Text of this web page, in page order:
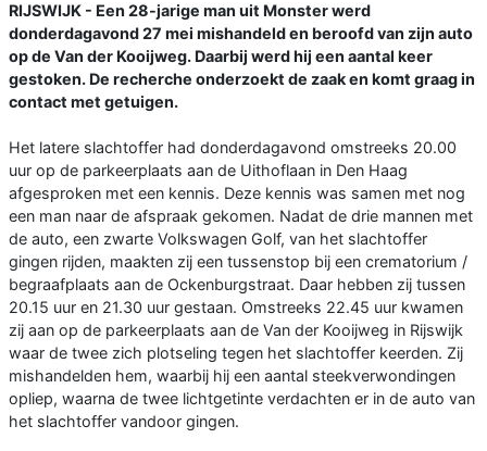
RIJSWIJK - Een 28-jarige man uit Monster werd
donderdagavond 27 mei mishandeld en beroofd van zijn auto
op de Van der Kooijweg. Daarbij werd hij een aantal keer
gestoken. De recherche onderzoekt de zaak en komt graag in
contact met getuigen.
Het latere slachtoffer had donderdagavond omstreeks 20.00
uur op de parkeerplaats aan de Uithoflaan in Den Haag
afgesproken met een kennis. Deze kennis was samen met nog
een man naar de afspraak gekomen. Nadat de drie mannen met
de auto, een zwarte Volkswagen Golf, van het slachtoffer
gingen rijden, maakten zij een tussenstop bij een crematorium /
begraafplaats aan de Ockenburgstraat. Daar hebben zij tussen
20.15 uur en 21.30 uur gestaan. Omstreeks 22.45 uur kwamen
zij aan op de parkeerplaats aan de Van der Kooijweg in Rijswijk
waar de twee zich plotseling tegen het slachtoffer keerden. Zij
mishandelden hem, waarbij hij een aantal steekverwondingen
opliep, waarna de twee lichtgetinte verdachten er in de auto van
het slachtoffer vandoor gingen.